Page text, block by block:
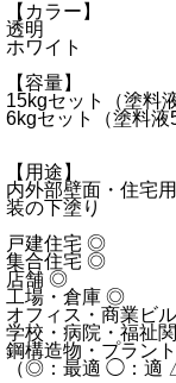
【カラー】
透明
ホワイト
【容量】
15kgセット（塗料
6kgセット（塗料液
【用途】
内外部壁面・住宅
装の下塗り
戸建住宅 ◎
集合住宅 ◎
店舗 ◎
工場・倉庫 ◎
オフィス・商業ビ
学校・病院・福祉
鋼構造物・プラン
（◎：最適 ◯：適